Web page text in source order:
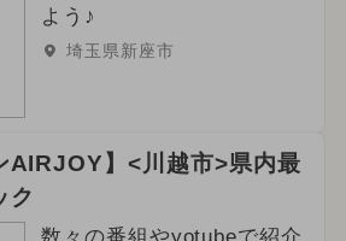
よう♪
埼玉県新座市
AIRJOY】<川越市>県内最
ク